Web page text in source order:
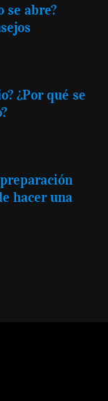
se abre?
¿Por qué se
hacer una